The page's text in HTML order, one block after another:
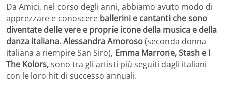
Da Amici, nel corso degli anni, abbiamo avuto modo di
apprezzare e conoscere ballerini e cantanti che sono
diventate delle vere e proprie icone della musica e della
danza italiana.Alessandra Amoroso(seconda donna
italiana a riempire San Siro), Emma Marrone, Stash e I
The Kolors,sono tra gli artisti più seguiti dagli italiani
con le loro hit di successo annuali.